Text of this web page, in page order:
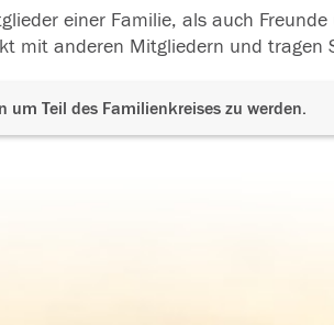
einer Familie, als auch
mit anderen Mitgliedern und tragen
um Teil des Familienkreises zu werden.